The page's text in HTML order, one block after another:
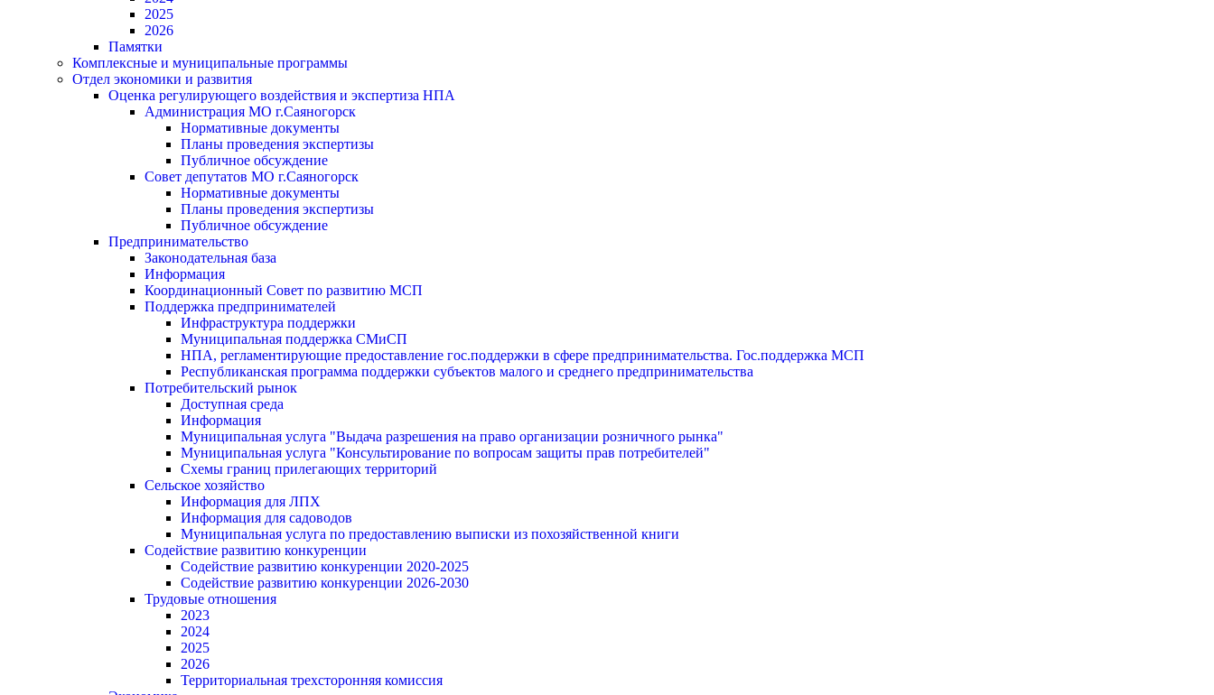
2025
2026
Памятки
Комплексные и муниципальные программы
Отдел экономики и развития
Оценка регулирующего воздействия и экспертиза НПА
Администрация МО г.Саяногорск
Нормативные документы
Планы проведения экспертизы
Публичное обсуждение
Совет депутатов МО г.Саяногорск
Нормативные документы
Планы проведения экспертизы
Публичное обсуждение
Предпринимательство
Законодательная база
Информация
Координационный Совет по развитию МСП
Поддержка предпринимателей
Инфраструктура поддержки
Муниципальная поддержка СМиСП
НПА, регламентирующие предоставление гос.поддержки в сфере предпринимательства. Гос.поддержка МСП
Республиканская программа поддержки субъектов малого и среднего предпринимательства
Потребительский рынок
Доступная среда
Информация
Муниципальная услуга "Выдача разрешения на право организации розничного рынка"
Муниципальная услуга "Консультирование по вопросам защиты прав потребителей"
Схемы границ прилегающих территорий
Сельское хозяйство
Информация для ЛПХ
Информация для садоводов
Муниципальная услуга по предоставлению выписки из похозяйственной книги
Содействие развитию конкуренции
Содействие развитию конкуренции 2020-2025
Содействие развитию конкуренции 2026-2030
Трудовые отношения
2023
2024
2025
2026
Территориальная трехсторонняя комиссия